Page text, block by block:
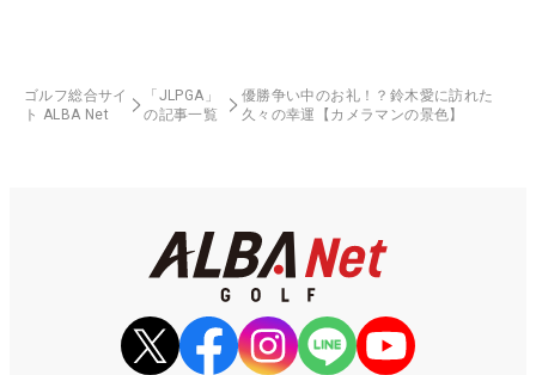
ゴルフ総合サイ
ト ALBA Net
「JLPGA」
の記事一覧
優勝争い中のお礼！？鈴木愛に訪れた
久々の幸運【カメラマンの景色】